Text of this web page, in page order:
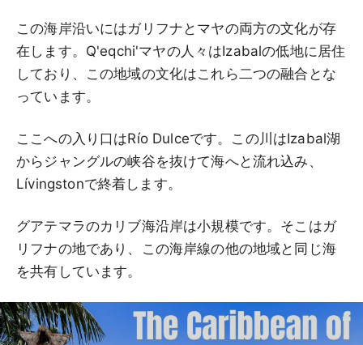
この海岸沿いにはガリフナとマヤの両方の文化が存
在します。Q'eqchi'マヤの人々はIzabalの低地に居住
しており、この地域の文化はこれら二つの融合とな
っています。
ここへの入り口はRío Dulceです。この川はIzabal湖
からジャングルの峡谷を抜けて海へと流れ込み、
Lívingstonで終着します。
グアテマラのカリブ海沿岸は小規模です。そこはガ
リフナの地であり、この海岸線の他の地域と同じ海
を共有しています。